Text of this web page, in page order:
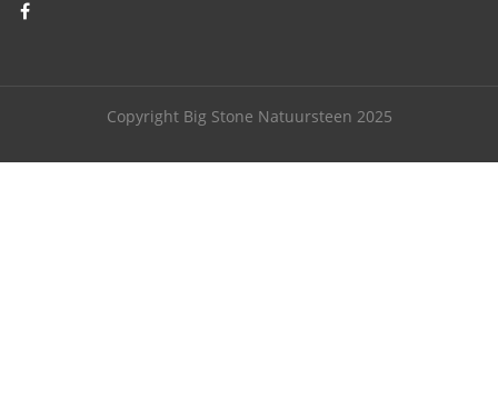
Copyright Big Stone Natuursteen 2025